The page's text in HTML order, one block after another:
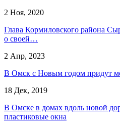
2 Ноя, 2020
Глава Кормиловского района
о своей…
2 Апр, 2023
В Омск с Новым годом придут
18 Дек, 2019
В Омске в домах вдоль новой
пластиковые окна